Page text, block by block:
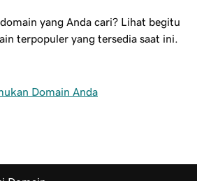
yang Anda cari? Lihat begitu
terpopuler yang tersedia saat ini.
Domain Anda